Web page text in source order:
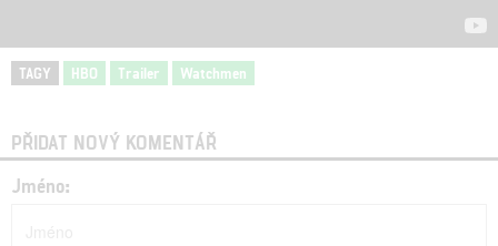
TAGY HBO Trailer Watchmen
PŘIDAT NOVÝ KOMENTÁŘ
Jméno: